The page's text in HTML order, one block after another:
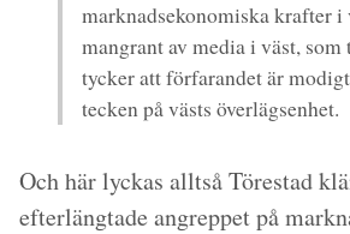
marknadsekonomiska krafter i
mangrant av media i väst,
tycker att förfarandet är
tecken på västs överlägsenhet.
Och här lyckas alltså Törestad
efterlängtade angreppet på